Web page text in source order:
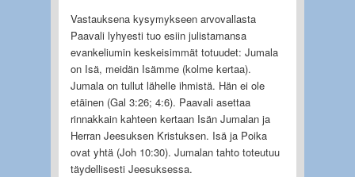
Vastauksena kysymykseen arvovallasta
Paavali lyhyesti tuo esiin julistamansa
evankeliumin keskeisimmät totuudet: Jumala
on Isä, meidän Isämme (kolme kertaa).
Jumala on tullut lähelle ihmistä. Hän ei ole
etäinen (Gal 3:26; 4:6). Paavali asettaa
rinnakkain kahteen kertaan Isän Jumalan ja
Herran Jeesuksen Kristuksen. Isä ja Poika
ovat yhtä (Joh 10:30). Jumalan tahto toteutuu
täydellisesti Jeesuksessa.